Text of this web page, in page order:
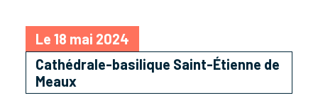
Le 18 mai 2024
Cathédrale-basilique Saint-Étienne de
Meaux